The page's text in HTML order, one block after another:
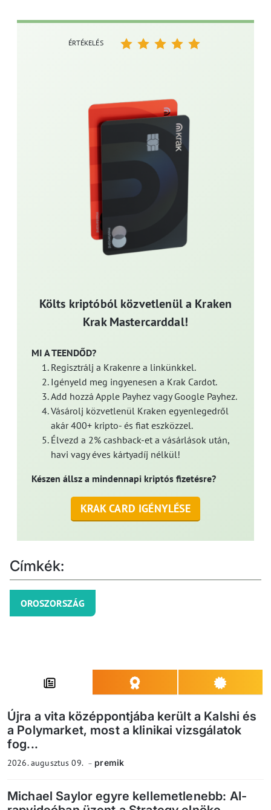
Költs kriptóból közvetlenül a Kraken
Krak Mastercarddal!
MI A TEENDŐD?
Regisztrálj a Krakenre a linkünkkel.
Igényeld meg ingyenesen a Krak Cardot.
Add hozzá Apple Payhez vagy Google Payhez.
Vásárolj közvetlenül Kraken egyenlegedről
akár 400+ kripto- és fiat eszközzel.
Élvezd a 2% cashback-et a vásárlások után,
havi vagy éves kártyadíj nélkül!
Készen állsz a mindennapi kriptós fizetésre?
KRAK CARD IGÉNYLÉSE
ÉRTÉKELÉS
Címkék:
OROSZORSZÁG
Újra a vita középpontjába került a Kalshi és
a Polymarket, most a klinikai vizsgálatok
fog...
2026. augusztus 09. premik
Michael Saylor egyre kellemetlenebb: AI-